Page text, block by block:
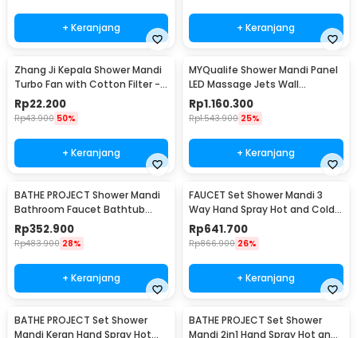
+ Keranjang + Keranjang
Zhang Ji Kepala Shower Mandi
Turbo Fan with Cotton Filter -
C193
Rp22.200
Rp43.900 50%
+ Keranjang
MYQualife Shower Mandi Panel
LED Massage Jets Wall
Mounted - 8009
Rp1.160.300
Rp1.543.900 25%
+ Keranjang
BATHE PROJECT Shower Mandi
Bathroom Faucet Bathtub
Mixer 3 Way 8 Inch - 50102O
Rp352.900
Rp483.900 28%
+ Keranjang
FAUCET Set Shower Mandi 3
Way Hand Spray Hot and Cold 3
Button - 3HC
Rp641.700
Rp866.900 26%
+ Keranjang
BATHE PROJECT Set Shower
Mandi Keran Hand Spray Hot
BATHE PROJECT Set Shower
Mandi 2in1 Hand Spray Hot and